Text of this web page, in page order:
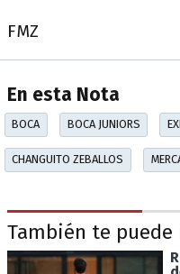
FMZ
En esta Nota
BOCA BOCA JUNIORS
CHANGUITO ZEBALLOS
También te